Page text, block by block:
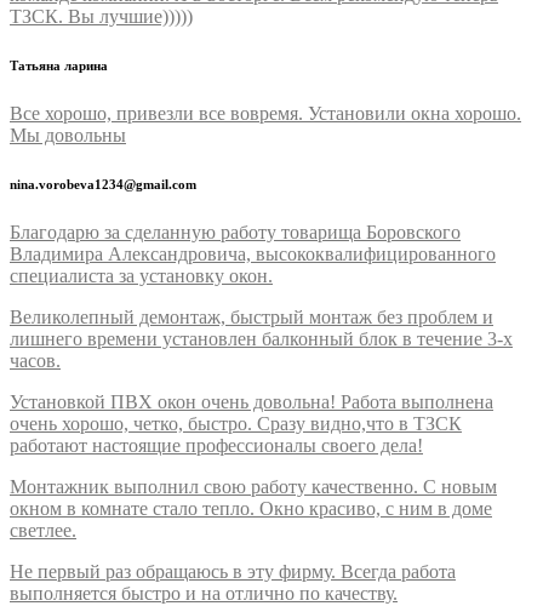
ТЗСК. Вы лучшие)))))
Татьяна ларина
Все хорошо, привезли все вовремя. Установили окна хорошо.
Мы довольны
nina.vorobeva1234@gmail.com
Благодарю за сделанную работу товарища Боровского
Владимира Александровича, высококвалифицированного
специалиста за установку окон.
Великолепный демонтаж, быстрый монтаж без проблем и
лишнего времени установлен балконный блок в течение 3-х
часов.
Установкой ПВХ окон очень довольна! Работа выполнена
очень хорошо, четко, быстро. Сразу видно,что в ТЗСК
работают настоящие профессионалы своего дела!
Монтажник выполнил свою работу качественно. С новым
окном в комнате стало тепло. Окно красиво, с ним в доме
светлее.
Не первый раз обращаюсь в эту фирму. Всегда работа
выполняется быстро и на отлично по качеству.